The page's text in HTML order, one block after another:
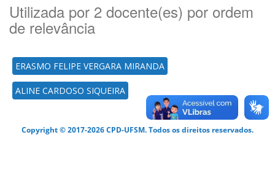
Utilizada por 2 docente(es) por ordem
de relevância
ERASMO FELIPE VERGARA MIRANDA
ALINE CARDOSO SIQUEIRA
Copyright © 2017-2026 CPD-UFSM. Todos os direitos reservados.